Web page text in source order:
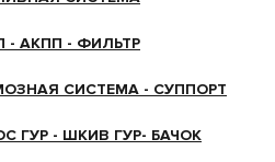
- АКПП - ФИЛЬТР
СИСТЕМА - СУППОРТ
ГУР - ШКИВ ГУР- БАЧОК